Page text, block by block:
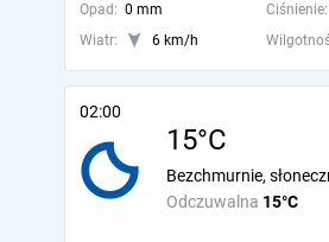
Opad: 0 mm Ciśnienie:
Wiatr:
6 km/h
02:00
15°C
Odczuwalna 15°C
Bezchmurnie,